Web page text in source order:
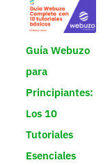
Guía Webuzo
para
Principiantes:
Los 10
Tutoriales
Esenciales